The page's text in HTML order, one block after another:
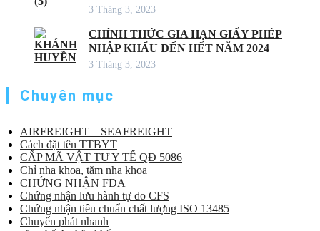
3 Tháng 3, 2023
CHÍNH THỨC GIA HẠN GIẤY PHÉP
NHẬP KHẨU ĐẾN HẾT NĂM 2024
3 Tháng 3, 2023
Chuyên mục
AIRFREIGHT – SEAFREIGHT
Cách đặt tên TTBYT
CẤP MÃ VẬT TƯ Y TẾ QĐ 5086
Chỉ nha khoa, tăm nha khoa
CHỨNG NHẬN FDA
Chứng nhận lưu hành tự do CFS
Chứng nhận tiêu chuẩn chất lượng ISO 13485
Chuyển phát nhanh